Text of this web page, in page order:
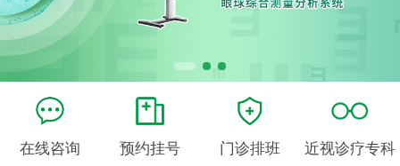
在线咨询 预约挂号 门诊排班 近视诊疗专科